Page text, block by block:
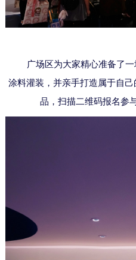
广场区为大家精心准备了一
涂料灌装，并亲手打造属于自
品，扫描二维码报名参